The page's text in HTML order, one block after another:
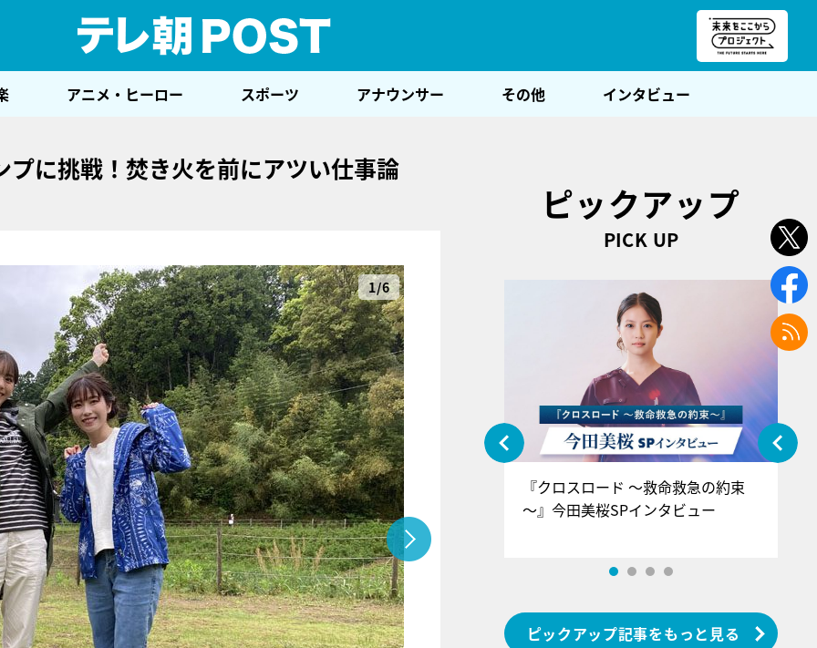
アニメ・ヒーロー スポーツ アナウンサー その他 インタビュー
に挑戦！焚き火を前にアツい仕事論
1/6
ピックアップ
PICK UP
『アイ＝ラブ！げーみんぐ』＝LOV
E齋藤樹愛羅＆佐々木舞香SPインタ
ビュー
『クロスロード ～救命救急の約束
～』今田美桜SPインタビュー
ピックアップ記事をもっと見る